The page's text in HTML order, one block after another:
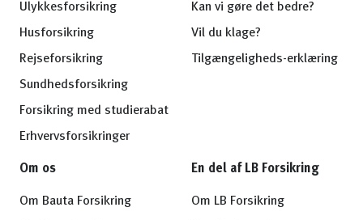
Ulykkesforsikring
Husforsikring
Rejseforsikring
Sundhedsforsikring
Forsikring med studierabat
Erhvervsforsikringer
Kan vi gøre det bedre?
Vil du klage?
Tilgængeligheds-erklæring
Om os
Om Bauta Forsikring
En del af LB Forsikring
Om LB Forsikring